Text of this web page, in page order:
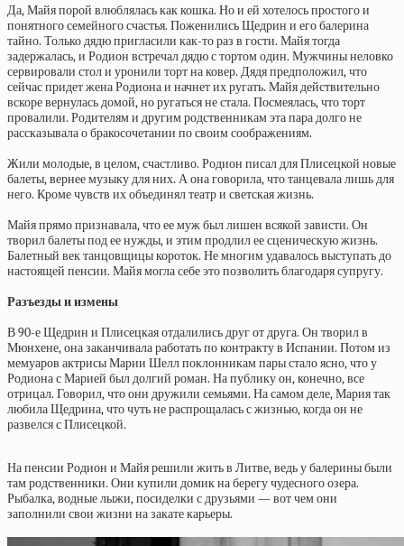
Да, Майя порой влюблялась как кошка. Но и ей хотелось простого и
понятного семейного счастья. Поженились Щедрин и его балерина
тайно. Только дядю пригласили как-то раз в гости. Майя тогда
задержалась, и Родион встречал дядю с тортом один. Мужчины неловко
сервировали стол и уронили торт на ковер. Дядя предположил, что
сейчас придет жена Родиона и начнет их ругать. Майя действительно
вскоре вернулась домой, но ругаться не стала. Посмеялась, что торт
провалили. Родителям и другим родственникам эта пара долго не
рассказывала о бракосочетании по своим соображениям.
Жили молодые, в целом, счастливо. Родион писал для Плисецкой новые
балеты, вернее музыку для них. А она говорила, что танцевала лишь для
него. Кроме чувств их объединял театр и светская жизнь.
Майя прямо признавала, что ее муж был лишен всякой зависти. Он
творил балеты под ее нужды, и этим продлил ее сценическую жизнь.
Балетный век танцовщицы короток. Не многим удавалось выступать до
настоящей пенсии. Майя могла себе это позволить благодаря супругу.
Разъезды и измены
В 90-е Щедрин и Плисецкая отдалились друг от друга. Он творил в
Мюнхене, она заканчивала работать по контракту в Испании. Потом из
мемуаров актрисы Марии Шелл поклонникам пары стало ясно, что у
Родиона с Марией был долгий роман. На публику он, конечно, все
отрицал. Говорил, что они дружили семьями. На самом деле, Мария так
любила Щедрина, что чуть не распрощалась с жизнью, когда он не
развелся с Плисецкой.
На пенсии Родион и Майя решили жить в Литве, ведь у балерины были
там родственники. Они купили домик на берегу чудесного озера.
Рыбалка, водные лыжи, посиделки с друзьями — вот чем они
заполнили свои жизни на закате карьеры.